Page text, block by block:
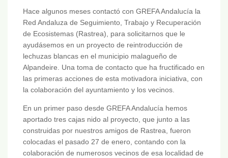
Hace algunos meses contactó con GREFA Andalucía la
Red Andaluza de Seguimiento, Trabajo y Recuperación
de Ecosistemas (Rastrea), para solicitarnos que le
ayudásemos en un proyecto de reintroducción de
lechuzas blancas en el municipio malagueño de
Alpandeire. Una toma de contacto que ha fructificado en
las primeras acciones de esta motivadora iniciativa, con
la colaboración del ayuntamiento y los vecinos.
En un primer paso desde GREFA Andalucía hemos
aportado tres cajas nido al proyecto, que junto a las
construidas por nuestros amigos de Rastrea, fueron
colocadas el pasado 27 de enero, contando con la
colaboración de numerosos vecinos de esa localidad de